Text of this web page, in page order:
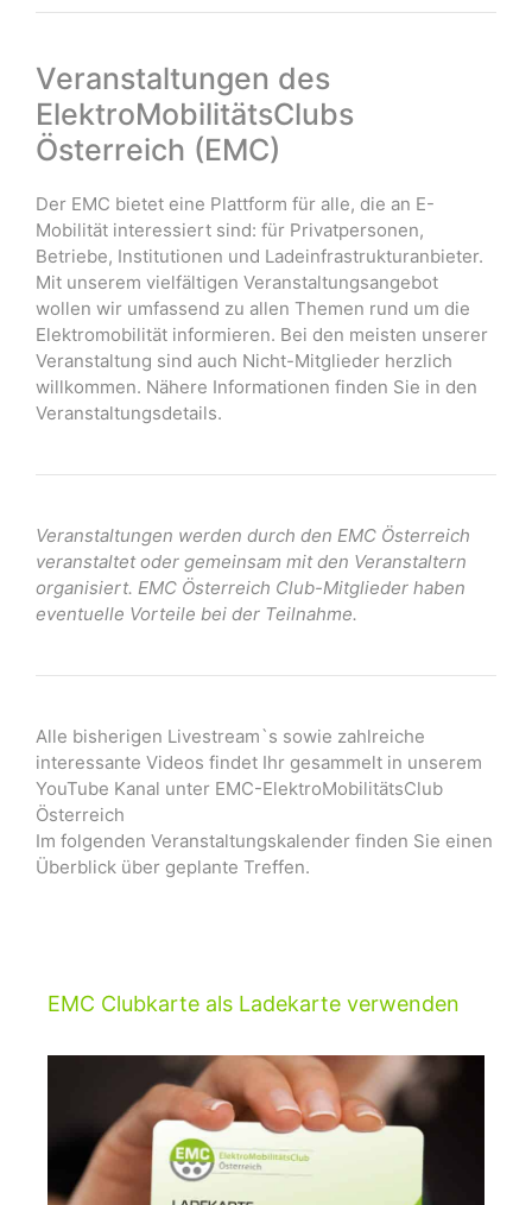
Veranstaltungen des
ElektroMobilitätsClubs
Österreich (EMC)
Der EMC bietet eine Plattform für alle, die an E-
Mobilität interessiert sind: für Privatpersonen,
Betriebe, Institutionen und Ladeinfrastrukturanbieter.
Mit unserem vielfältigen Veranstaltungsangebot
wollen wir umfassend zu allen Themen rund um die
Elektromobilität informieren. Bei den meisten unserer
Veranstaltung sind auch Nicht-Mitglieder herzlich
willkommen. Nähere Informationen finden Sie in den
Veranstaltungsdetails.
Veranstaltungen werden durch den EMC Österreich
veranstaltet oder gemeinsam mit den Veranstaltern
organisiert. EMC Österreich Club-Mitglieder haben
eventuelle Vorteile bei der Teilnahme.
Alle bisherigen Livestream`s sowie zahlreiche
interessante Videos findet Ihr gesammelt in unserem
YouTube Kanal unter EMC-ElektroMobilitätsClub
Österreich
Im folgenden Veranstaltungskalender finden Sie einen
Überblick über geplante Treffen.
EMC Clubkarte als Ladekarte verwenden